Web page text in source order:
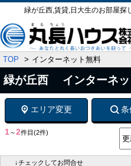
緑が丘西,賃貸,日大生のお部屋探
TOP インターネット無料
緑が丘西 インターネッ
エリア変更 条
1～2件目 (2件)
↓チェックしてお問合せ